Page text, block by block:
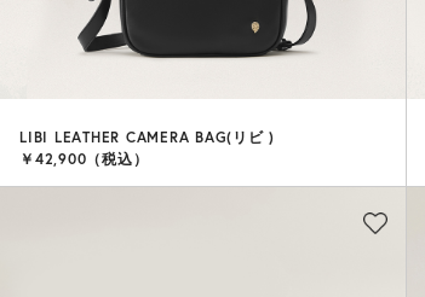
LIBI LEATHER CAMERA BAG(リビ )
￥42,900（税込）